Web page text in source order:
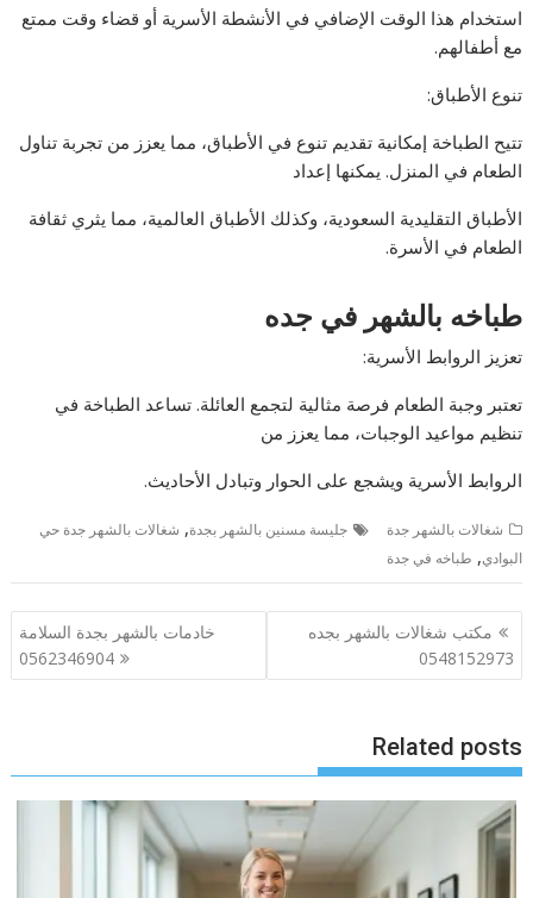
استخدام هذا الوقت الإضافي في الأنشطة الأسرية أو قضاء وقت ممتع
مع أطفالهم.
تنوع الأطباق:
تتيح الطباخة إمكانية تقديم تنوع في الأطباق، مما يعزز من تجربة تناول
الطعام في المنزل. يمكنها إعداد
الأطباق التقليدية السعودية، وكذلك الأطباق العالمية، مما يثري ثقافة
الطعام في الأسرة.
طباخه بالشهر في جده
تعزيز الروابط الأسرية:
تعتبر وجبة الطعام فرصة مثالية لتجمع العائلة. تساعد الطباخة في
تنظيم مواعيد الوجبات، مما يعزز من
الروابط الأسرية ويشجع على الحوار وتبادل الأحاديث.
شغالات بالشهر جدة جليسة مسنين بالشهر بجدة, شغالات بالشهر جدة حي
البوادي, طباخه في جدة
تصفّح
المقالات
مكتب شغالات بالشهر بجده
0548152973
خادمات بالشهر بجدة السلامة
0562346904
Related posts